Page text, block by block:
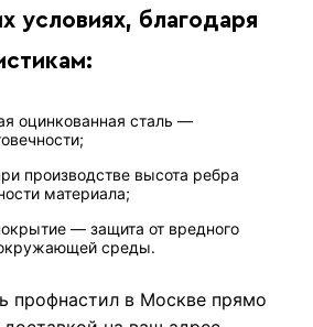
условиях, благодаря
оцинкованная сталь —
производстве высота ребра
материала;
— защита от вредного
среды.
профнастил в Москве прямо